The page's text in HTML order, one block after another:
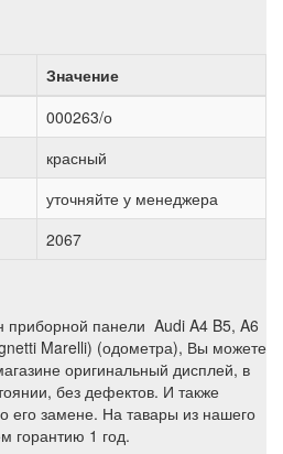
Значение
000263/о
красный
уточняйте у менеджера
2067
приборной панели Audi A4 B5, A6
Marelli) (одометра), Вы можете
оригинальный дисплей, в
без дефектов. И также
его замене. На тавары из нашего
горантию 1 год.